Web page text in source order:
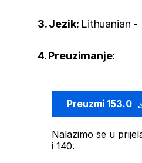
3. Jezik: Lithuanian -
4. Preuzimanje:
Preuzmi 153.0
Nalazimo se u
i 140.